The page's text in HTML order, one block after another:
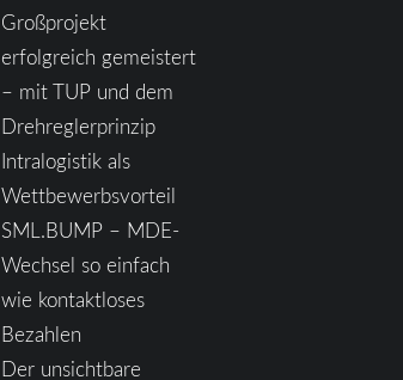
Großprojekt
erfolgreich gemeistert
– mit TUP und dem
Drehreglerprinzip
Intralogistik als
Wettbewerbsvorteil
SML.BUMP – MDE-
Wechsel so einfach
wie kontaktloses
Bezahlen
Der unsichtbare